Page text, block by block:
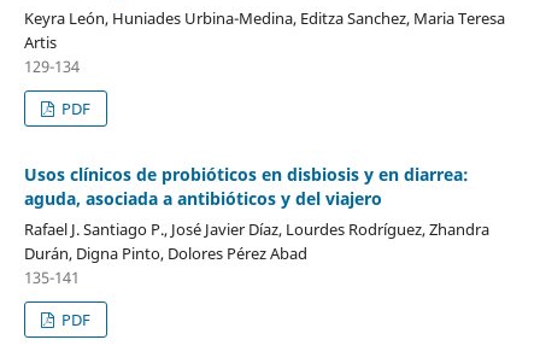
Keyra León, Huniades Urbina-Medina, Editza Sanchez, Maria Teresa
Artis
129-134
PDF
Usos clínicos de probióticos en disbiosis y en diarrea:
aguda, asociada a antibióticos y del viajero
Rafael J. Santiago P., José Javier Díaz, Lourdes Rodríguez, Zhandra
Durán, Digna Pinto, Dolores Pérez Abad
135-141
PDF